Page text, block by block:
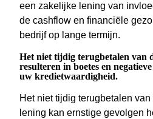
een zakelijke lening van
de cashflow en financiële
bedrijf op lange termijn.
Het niet tijdig terugbetalen van
resulteren in boetes en
uw kredietwaardigheid.
Het niet tijdig terugbetalen
lening kan ernstige gevolgen